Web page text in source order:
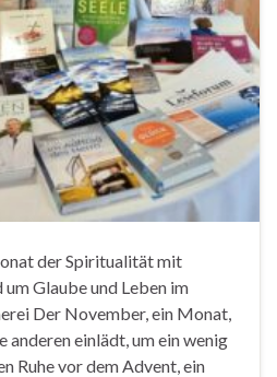
der Spiritualität mit
Glaube und Leben im
Der November, ein Monat,
anderen einlädt, um ein wenig
Ruhe vor dem Advent, ein